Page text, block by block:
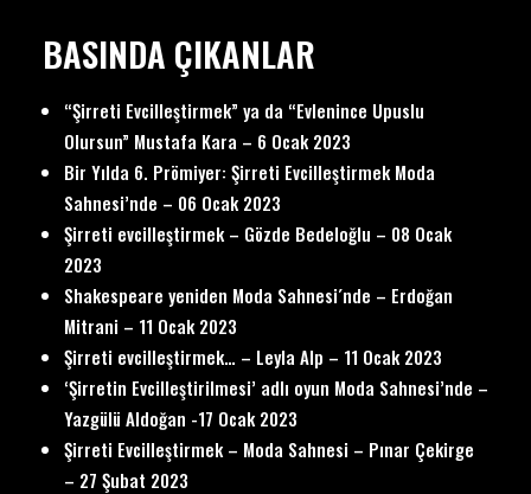
BASINDA ÇIKANLAR
“Şirreti Evcilleştirmek” ya da “Evlenince Upuslu
Olursun” Mustafa Kara – 6 Ocak 2023
Bir Yılda 6. Prömiyer: Şirreti Evcilleştirmek Moda
Sahnesi’nde – 06 Ocak 2023
Şirreti evcilleştirmek – Gözde Bedeloğlu – 08 Ocak
2023
Shakespeare yeniden Moda Sahnesi´nde – Erdoğan
Mitrani – 11 Ocak 2023
Şirreti evcilleştirmek… – Leyla Alp – 11 Ocak 2023
‘Şirretin Evcilleştirilmesi’ adlı oyun Moda Sahnesi’nde –
Yazgülü Aldoğan -17 Ocak 2023
Şirreti Evcilleştirmek – Moda Sahnesi – Pınar Çekirge
– 27 Şubat 2023